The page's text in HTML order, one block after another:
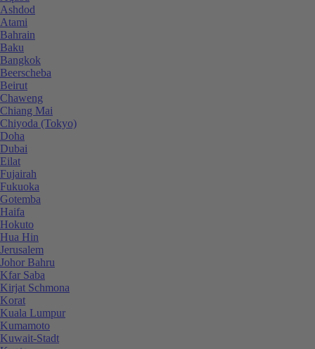
Ashdod
Atami
Bahrain
Baku
Bangkok
Beerscheba
Beirut
Chaweng
Chiang Mai
Chiyoda (Tokyo)
Doha
Dubai
Eilat
Fujairah
Fukuoka
Gotemba
Haifa
Hokuto
Hua Hin
Jerusalem
Johor Bahru
Kfar Saba
Kirjat Schmona
Korat
Kuala Lumpur
Kumamoto
Kuwait-Stadt